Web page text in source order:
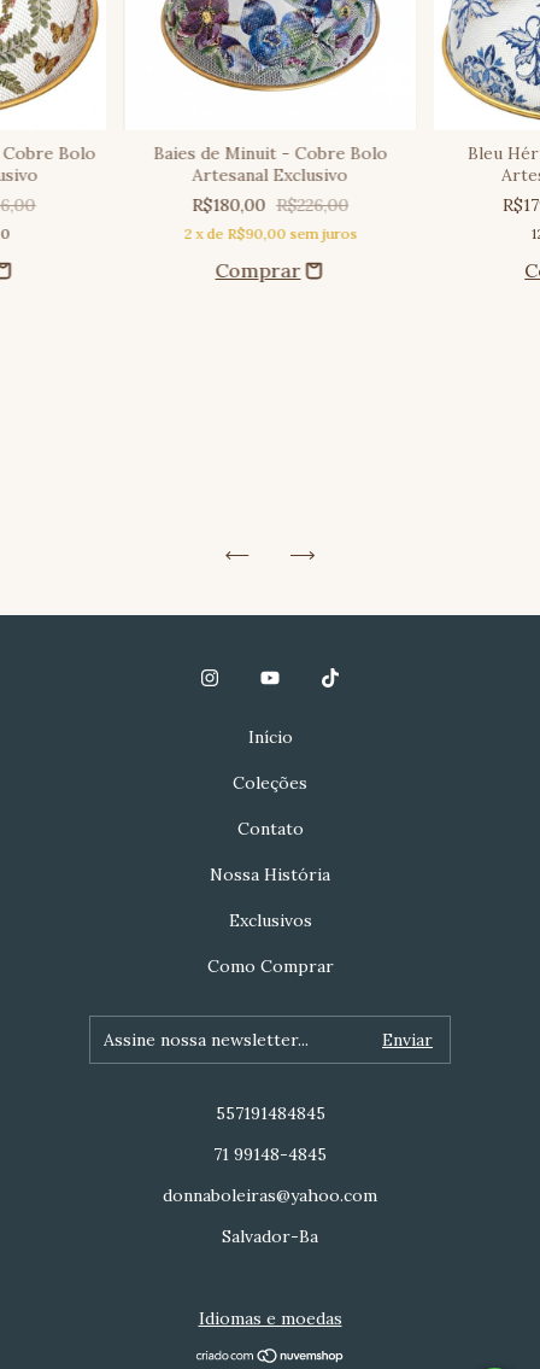
Bolo
Baies de Minuit - Cobre Bolo
Artesanal Exclusivo
R$180,00 R$226,00
2 x de R$90,00 sem juros
Bleu
Início
Coleções
Contato
Nossa História
Exclusivos
Como Comprar
557191484845
71 99148-4845
donnaboleiras@yahoo.com
Salvador-Ba
Idiomas e moedas